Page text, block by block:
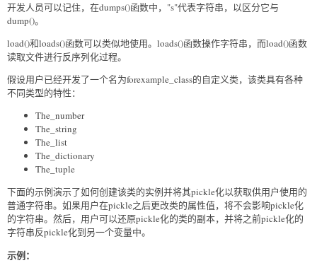
开发人员可以记住，在dumps()函数中，"s"代表字符串，以区分它与
dump()。
load()和loads()函数可以类似地使用。loads()函数操作字符串，而load()函数
读取文件进行反序列化过程。
假设用户已经开发了一个名为forexample_class的自定义类，该类具有各种
不同类型的特性：
The_number
The_string
The_list
The_dictionary
The_tuple
下面的示例演示了如何创建该类的实例并将其pickle化以获取供用户使用的
普通字符串。如果用户在pickle之后更改类的属性值，将不会影响pickle化
的字符串。然后，用户可以还原pickle化的类的副本，并将之前pickle化的
字符串反pickle化到另一个变量中。
示例：